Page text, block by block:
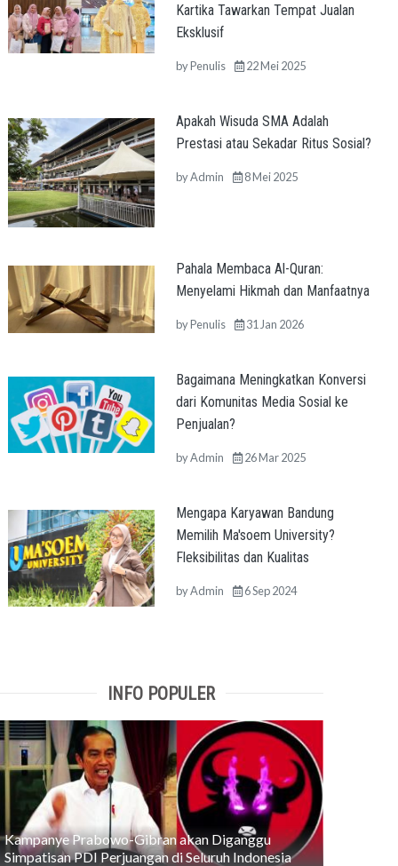
Kartika Tawarkan Tempat Jualan
Eksklusif
byPenulis 22 Mei 2025
Apakah Wisuda SMA Adalah
Prestasi atau Sekadar Ritus Sosial?
byAdmin 8 Mei 2025
Pahala Membaca Al-Quran:
Menyelami Hikmah dan Manfaatnya
byPenulis 31 Jan 2026
Bagaimana Meningkatkan Konversi
dari Komunitas Media Sosial ke
Penjualan?
byAdmin 26 Mar 2025
Mengapa Karyawan Bandung
Memilih Ma'soem University?
Fleksibilitas dan Kualitas
byAdmin 6 Sep 2024
INFO POPULER
Kampanye Prabowo-Gibran akan Diganggu
Simpatisan PDI Perjuangan di Seluruh Indonesia